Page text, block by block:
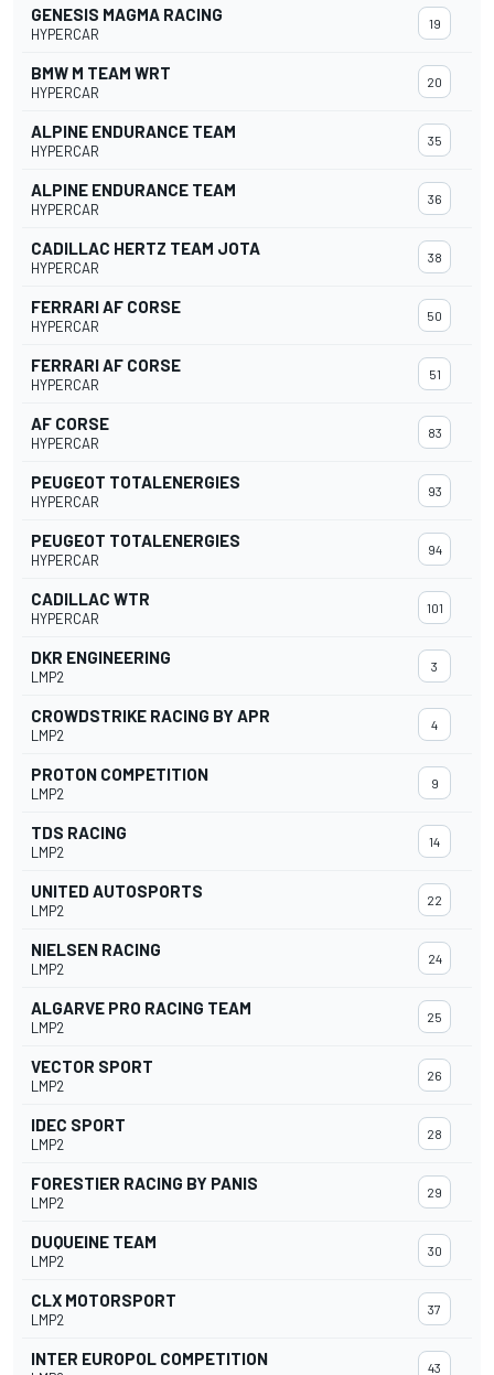
GENESIS MAGMA RACING
HYPERCAR
19
BMW M TEAM WRT
HYPERCAR
20
ALPINE ENDURANCE TEAM
HYPERCAR
35
ALPINE ENDURANCE TEAM
HYPERCAR
36
CADILLAC HERTZ TEAM JOTA
HYPERCAR
38
FERRARI AF CORSE
HYPERCAR
50
FERRARI AF CORSE
HYPERCAR
51
AF CORSE
HYPERCAR
83
PEUGEOT TOTALENERGIES
HYPERCAR
93
PEUGEOT TOTALENERGIES
HYPERCAR
94
CADILLAC WTR
HYPERCAR
101
DKR ENGINEERING
LMP2
3
CROWDSTRIKE RACING BY APR
LMP2
4
PROTON COMPETITION
LMP2
9
TDS RACING
LMP2
14
UNITED AUTOSPORTS
LMP2
22
NIELSEN RACING
LMP2
24
ALGARVE PRO RACING TEAM
LMP2
25
VECTOR SPORT
LMP2
26
IDEC SPORT
LMP2
28
FORESTIER RACING BY PANIS
LMP2
29
DUQUEINE TEAM
LMP2
30
CLX MOTORSPORT
LMP2
37
INTER EUROPOL COMPETITION 43